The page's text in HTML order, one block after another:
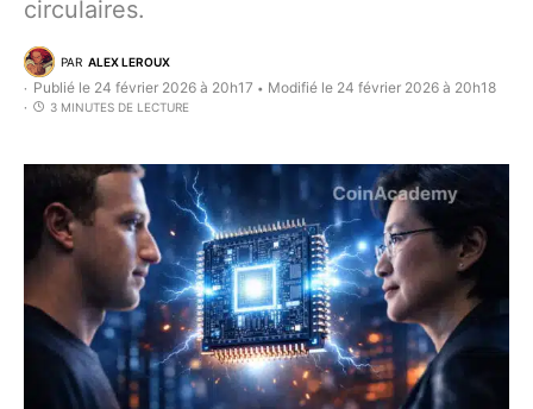
circulaires.
PAR ALEX LEROUX
Publié le 24 février 2026 à 20h17 • Modifié le 24 février 2026 à 20h18
3 MINUTES DE LECTURE